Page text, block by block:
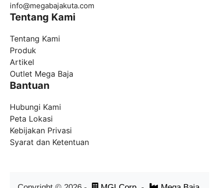
info@megabajakuta.com
Tentang Kami
Tentang Kami
Produk
Artikel
Outlet Mega Baja
Bantuan
Hubungi Kami
Peta Lokasi
Kebijakan Privasi
Syarat dan Ketentuan